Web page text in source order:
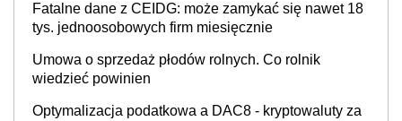
Fatalne dane z CEIDG: może zamykać się nawet 18
tys. jednoosobowych firm miesięcznie
Umowa o sprzedaż płodów rolnych. Co rolnik
wiedzieć powinien
Optymalizacja podatkowa a DAC8 - kryptowaluty za